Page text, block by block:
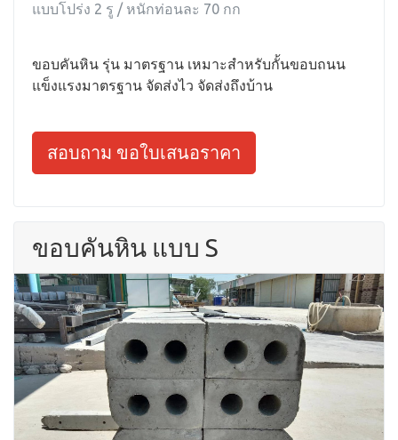
แบบโปร่ง 2 รู / หนักท่อนละ 70 กก
ขอบคันหิน รุ่น มาตรฐาน เหมาะสำหรับกั้นขอบถนน
แข็งแรงมาตรฐาน จัดส่งไว จัดส่งถึงบ้าน
สอบถาม ขอใบเสนอราคา
ขอบคันหิน แบบ S